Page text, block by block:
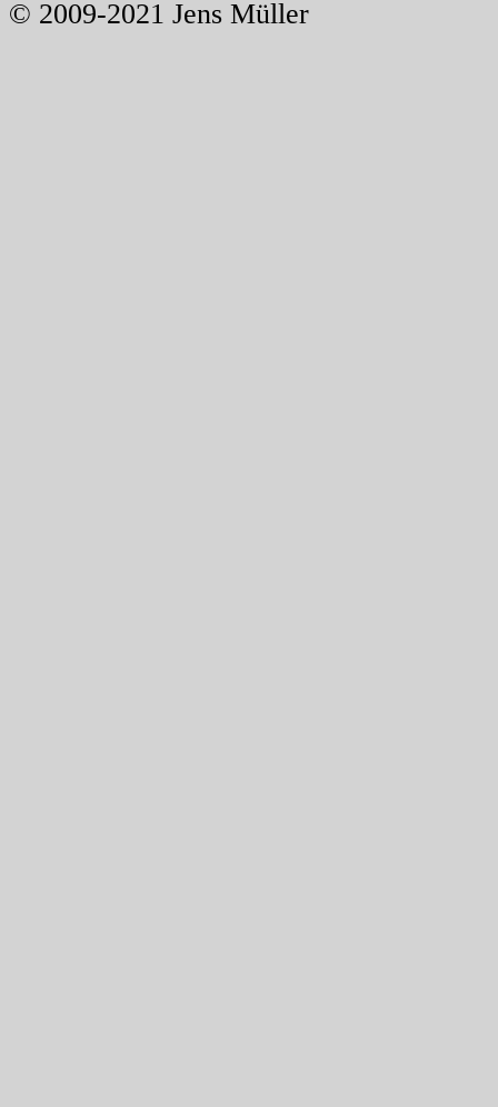
© 2009-2021 Jens Müller